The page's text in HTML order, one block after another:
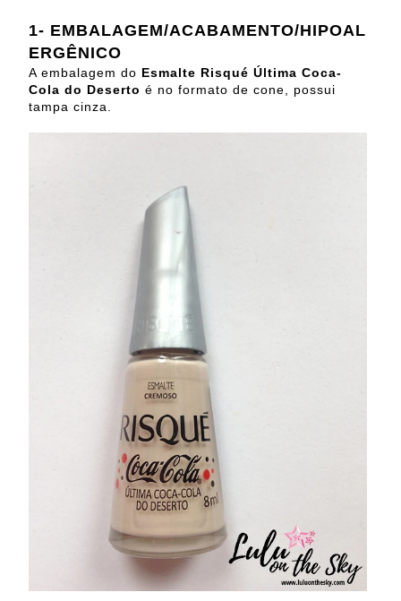
1- EMBALAGEM/ACABAMENTO/HIPOAL
ERGÊNICO
A embalagem do Esmalte Risqué Última Coca-
Cola do Deserto é no formato de cone, possui
tampa cinza.